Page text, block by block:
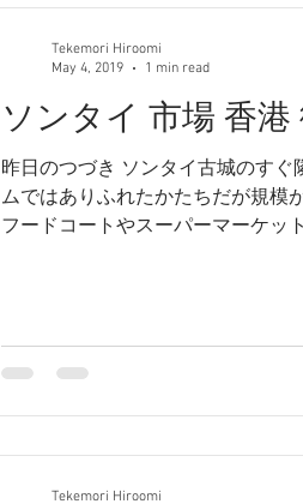
ソンタイ 市場 香港
昨日のつづき ソンタイ古城のすぐ
ムではありふれたかたちだが規模
フードコートやスーパーマーケッ
Tekemori Hiroomi
May 4, 2019
1 min read
Tekemori Hiroomi